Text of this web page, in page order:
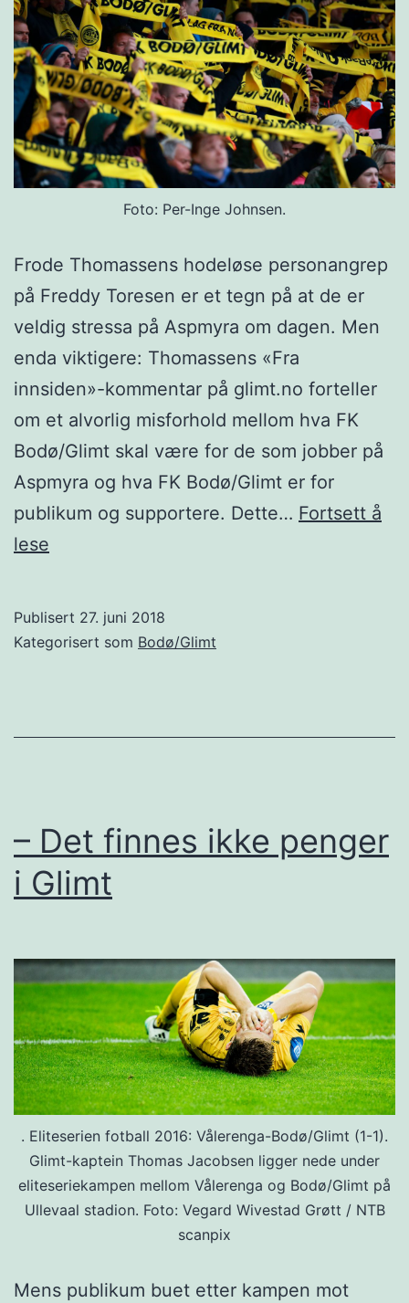
Foto: Per-Inge Johnsen.
Frode Thomassens hodeløse personangrep
på Freddy Toresen er et tegn på at de er
veldig stressa på Aspmyra om dagen. Men
enda viktigere: Thomassens «Fra
innsiden»-kommentar på glimt.no forteller
om et alvorlig misforhold mellom hva FK
Bodø/Glimt skal være for de som jobber på
Aspmyra og hva FK Bodø/Glimt er for
publikum og supportere. Dette… Fortsett å
lese
Publisert 27. juni 2018
Kategorisert som Bodø/Glimt
– Det finnes ikke penger
i Glimt
. Eliteserien fotball 2016: Vålerenga-Bodø/Glimt (1-1).
Glimt-kaptein Thomas Jacobsen ligger nede under
eliteseriekampen mellom Vålerenga og Bodø/Glimt på
Ullevaal stadion. Foto: Vegard Wivestad Grøtt / NTB
scanpix
Mens publikum buet etter kampen mot